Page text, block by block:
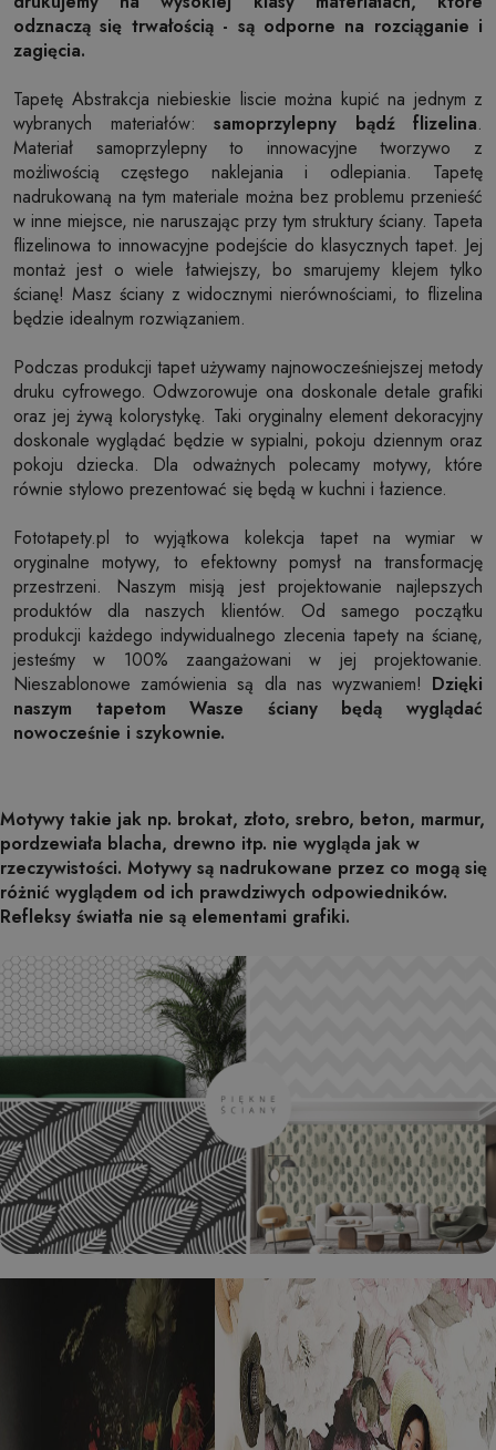
odznaczą się trwałością - są odporne na rozciąganie i
zagięcia.
Tapetę Abstrakcja niebieskie liscie można kupić na jednym z
wybranych materiałów: samoprzylepny bądź flizelina.
Materiał samoprzylepny to innowacyjne tworzywo z
możliwością częstego naklejania i odlepiania. Tapetę
nadrukowaną na tym materiale można bez problemu przenieść
w inne miejsce, nie naruszając przy tym struktury ściany. Tapeta
flizelinowa to innowacyjne podejście do klasycznych tapet. Jej
montaż jest o wiele łatwiejszy, bo smarujemy klejem tylko
ścianę! Masz ściany z widocznymi nierównościami, to flizelina
będzie idealnym rozwiązaniem.
Podczas produkcji tapet używamy najnowocześniejszej metody
druku cyfrowego. Odwzorowuje ona doskonale detale grafiki
oraz jej żywą kolorystykę. Taki oryginalny element dekoracyjny
doskonale wyglądać będzie w sypialni, pokoju dziennym oraz
pokoju dziecka. Dla odważnych polecamy motywy, które
równie stylowo prezentować się będą w kuchni i łazience.
Fototapety.pl to wyjątkowa kolekcja tapet na wymiar w
oryginalne motywy, to efektowny pomysł na transformację
przestrzeni. Naszym misją jest projektowanie najlepszych
produktów dla naszych klientów. Od samego początku
produkcji każdego indywidualnego zlecenia tapety na ścianę,
jesteśmy w 100% zaangażowani w jej projektowanie.
Nieszablonowe zamówienia są dla nas wyzwaniem! Dzięki
naszym tapetom Wasze ściany będą wyglądać
nowocześnie i szykownie.
Motywy takie jak np. brokat, złoto, srebro, beton, marmur,
pordzewiała blacha, drewno itp. nie wygląda jak w
rzeczywistości. Motywy są nadrukowane przez co mogą się
różnić wyglądem od ich prawdziwych odpowiedników.
Refleksy światła nie są elementami grafiki.